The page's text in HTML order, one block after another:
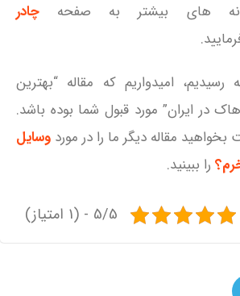
های بیشتر به صفحه چادر
رسیدیم، امیدواریم که مقاله “بهترین
در ایران” مورد قبول شما بوده باشد.
مقاله دیگر ما را در مورد وسایل
را ببینید.
5/5 - (1 امتیاز)